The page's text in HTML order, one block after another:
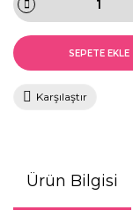
SEPETE EKLE
Karşılaştır
Ürün Bilgisi